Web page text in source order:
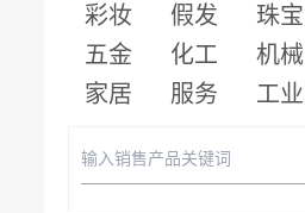
彩妆
假发 珠宝
五金
化工 机械
家居
服务 工业